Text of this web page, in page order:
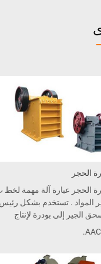
الحجر
الحجر عبارة آلة مهمة
المواد . تستخدم بشكل
الجير إلى بودرة لإنتاج
.AAC